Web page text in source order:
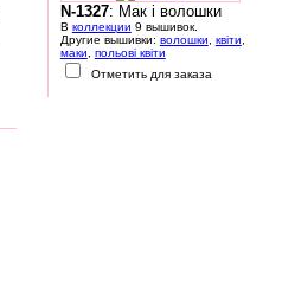
N-1327: Мак і волошки
В коллекции 9 вышивок.
Другие вышивки: волошки квіти
маки
польові квіти
Отметить для заказа